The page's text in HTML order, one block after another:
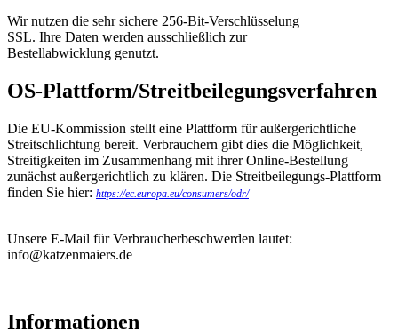
Wir nutzen die sehr sichere 256-Bit-Verschlüsselung
SSL. Ihre Daten werden ausschließlich zur
Bestellabwicklung genutzt.
OS-Plattform/Streitbeilegungsverfahren
Die EU-Kommission stellt eine Plattform für außergerichtliche
Streitschlichtung bereit. Verbrauchern gibt dies die Möglichkeit,
Streitigkeiten im Zusammenhang mit ihrer Online-Bestellung
zunächst außergerichtlich zu klären. Die Streitbeilegungs-Plattform
finden Sie hier: https://ec.europa.eu/consumers/odr/
Unsere E-Mail für Verbraucherbeschwerden lautet:
info@katzenmaiers.de
Informationen